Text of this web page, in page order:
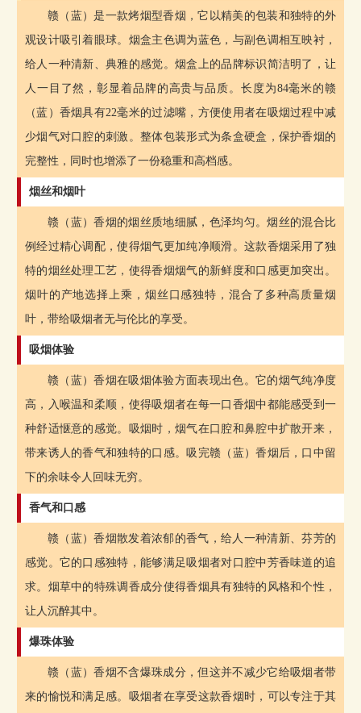
赣（蓝）是一款烤烟型香烟，它以精美的包装和独特的外
观设计吸引着眼球。烟盒主色调为蓝色，与副色调相互映衬，
给人一种清新、典雅的感觉。烟盒上的品牌标识简洁明了，让
人一目了然，彰显着品牌的高贵与品质。长度为84毫米的赣
（蓝）香烟具有22毫米的过滤嘴，方便使用者在吸烟过程中减
少烟气对口腔的刺激。整体包装形式为条盒硬盒，保护香烟的
完整性，同时也增添了一份稳重和高档感。
烟丝和烟叶
赣（蓝）香烟的烟丝质地细腻，色泽均匀。烟丝的混合比
例经过精心调配，使得烟气更加纯净顺滑。这款香烟采用了独
特的烟丝处理工艺，使得香烟烟气的新鲜度和口感更加突出。
烟叶的产地选择上乘，烟丝口感独特，混合了多种高质量烟
叶，带给吸烟者无与伦比的享受。
吸烟体验
赣（蓝）香烟在吸烟体验方面表现出色。它的烟气纯净度
高，入喉温和柔顺，使得吸烟者在每一口香烟中都能感受到一
种舒适惬意的感觉。吸烟时，烟气在口腔和鼻腔中扩散开来，
带来诱人的香气和独特的口感。吸完赣（蓝）香烟后，口中留
下的余味令人回味无穷。
香气和口感
赣（蓝）香烟散发着浓郁的香气，给人一种清新、芬芳的
感觉。它的口感独特，能够满足吸烟者对口腔中芳香味道的追
求。烟草中的特殊调香成分使得香烟具有独特的风格和个性，
让人沉醉其中。
爆珠体验
赣（蓝）香烟不含爆珠成分，但这并不减少它给吸烟者带
来的愉悦和满足感。吸烟者在享受这款香烟时，可以专注于其